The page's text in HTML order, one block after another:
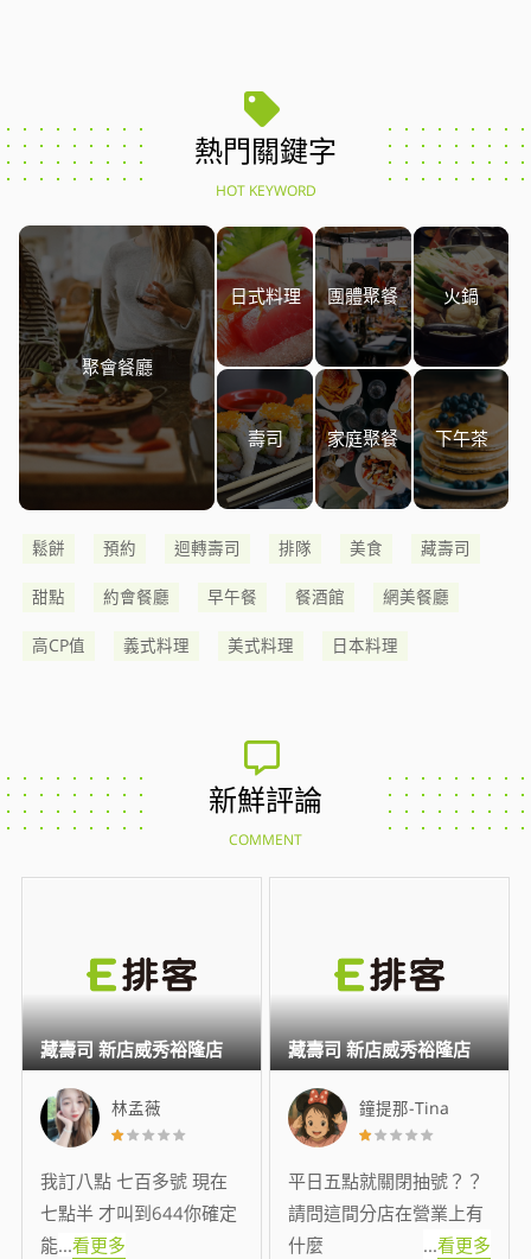
熱門關鍵字
HOT KEYWORD
聚會餐廳
日式料理 團體聚餐 火鍋
壽司 家庭聚餐 下午茶
鬆餅 預約 迴轉壽司 排隊 美食 藏壽司
甜點 約會餐廳 早午餐 餐酒館 網美餐廳
高CP值 義式料理 美式料理 日本料理
新鮮評論
COMMENT
林孟薇
我訂八點 七百多號 現在
七點半 才叫到644你確定
能...看更多
藏壽司 新店威秀裕隆店
鐘提那-Tina
平日五點就關閉抽號？？
請問這間分店在營業上有
什麼
...看更多
藏壽司 新店威秀裕隆店